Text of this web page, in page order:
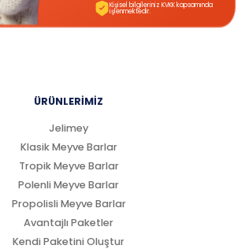
Kişisel bilgileriniz KVKK kapsamında
işlenmektedir.
ÜRÜNLERİMİZ
Jelimey
Klasik Meyve Barlar
Tropik Meyve Barlar
Polenli Meyve Barlar
Propolisli Meyve Barlar
Avantajlı Paketler
Kendi Paketini Oluştur